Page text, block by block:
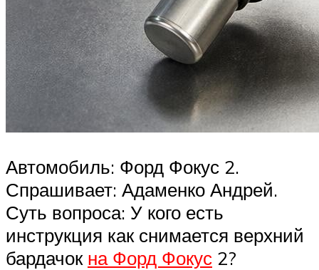
Автомобиль: Форд Фокус 2.
Спрашивает: Адаменко Андрей.
Суть вопроса: У кого есть
инструкция как снимается верхний
бардачок на Форд Фокус 2?